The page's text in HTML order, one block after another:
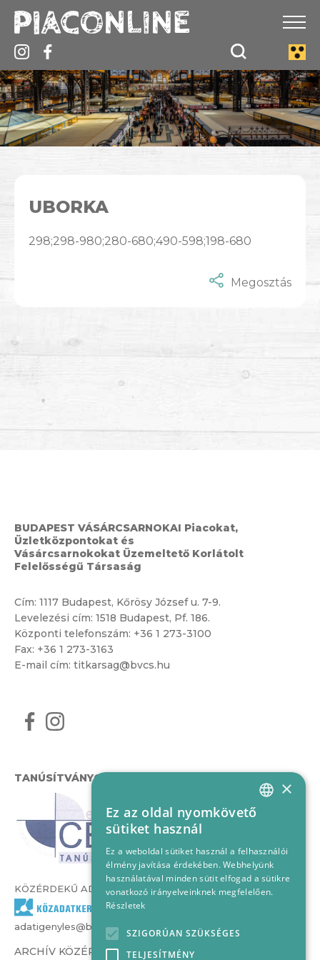
UBORKA
298;298-980;280-680;490-598;198-680
Megosztás
BUDAPEST VÁSÁRCSARNOKAI Piacokat,
Üzletközpontokat és
Vásárcsarnokokat Üzemeltető Korlátolt
Felelősségű Társaság
Cím: 1117 Budapest, Kőrösy József u. 7-9.
Levelezési cím: 1518 Budapest, Pf. 186.
Központi telefonszám: +36 1 273-3100
Fax: +36 1 273-3163
E-mail cím: titkarsag@bvcs.hu
TANÚSÍTVÁNYOK
KÖZÉRDEKŰ ADATOK
adatigenyles@bvcs.hu
ARCHÍV KÖZÉRDEKŰ ADATOK –
HUNGARIAN
×
Ez az oldal nyomkövető
sütiket használ
Ez a weboldal sütiket használ a felhasználói
élmény javítása érdekében. Webhelyünk
használatával minden sütit elfogad a sütikre
vonatkozó irányelveinknek megfelelően.
Részletek
SZIGORÚAN SZÜKSÉGES
TELJESÍTMÉNY